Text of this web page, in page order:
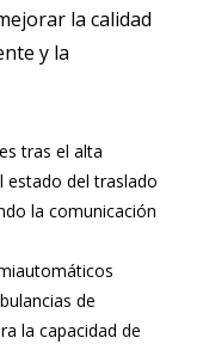
la calidad
y la
tras el alta
estado del traslado
la comunicación
de
la capacidad de